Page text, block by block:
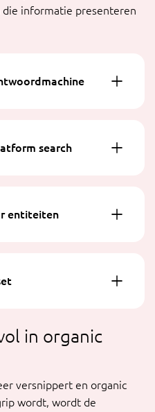
informatie presenteren
search
entiteiten
in organic
versnippert en organic
wordt, wordt de